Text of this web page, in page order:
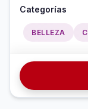
Categorías
BELLEZA